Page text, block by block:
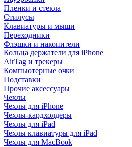
Пленки и стекла
Стилусы
Клавиатуры и мыши
Переходники
Флэшки и накопители
Кольца держатели для iPhone
AirTag и трекеры
Компьютерные очки
Подставки
Прочие аксессуары
Чехлы
Чехлы для iPhone
Чехлы-кардхолдеры
Чехлы для iPad
Чехлы клавиатуры для iPad
Чехлы для MacBook